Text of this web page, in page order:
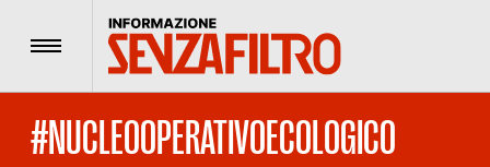
Menu
#NUCLEOOPERATIVOECOLOGICO